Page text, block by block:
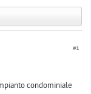
#1
condominiale